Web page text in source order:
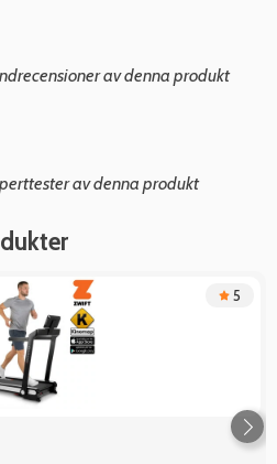
av denna produkt
av denna produkt
5